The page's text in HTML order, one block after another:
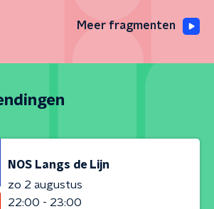
Meer fragmenten
NOS Langs de Lijn
zo 2 augustus
22:00 - 23:00